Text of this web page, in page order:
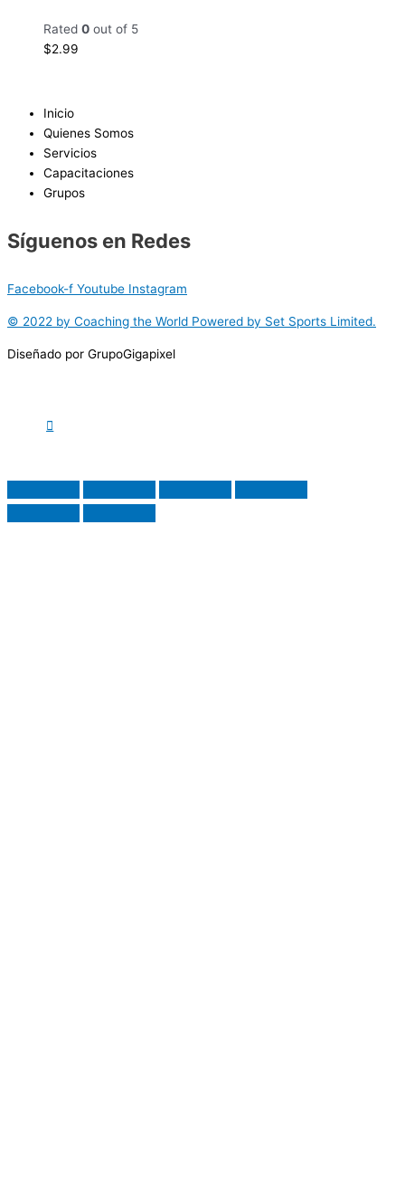
Rated 0 out of 5
$2.99
Inicio
Quienes Somos
Servicios
Capacitaciones
Grupos
Síguenos en Redes
Facebook-f Youtube Instagram
© 2022 by Coaching the World Powered by Set Sports Limited.
Diseñado por GrupoGigapixel